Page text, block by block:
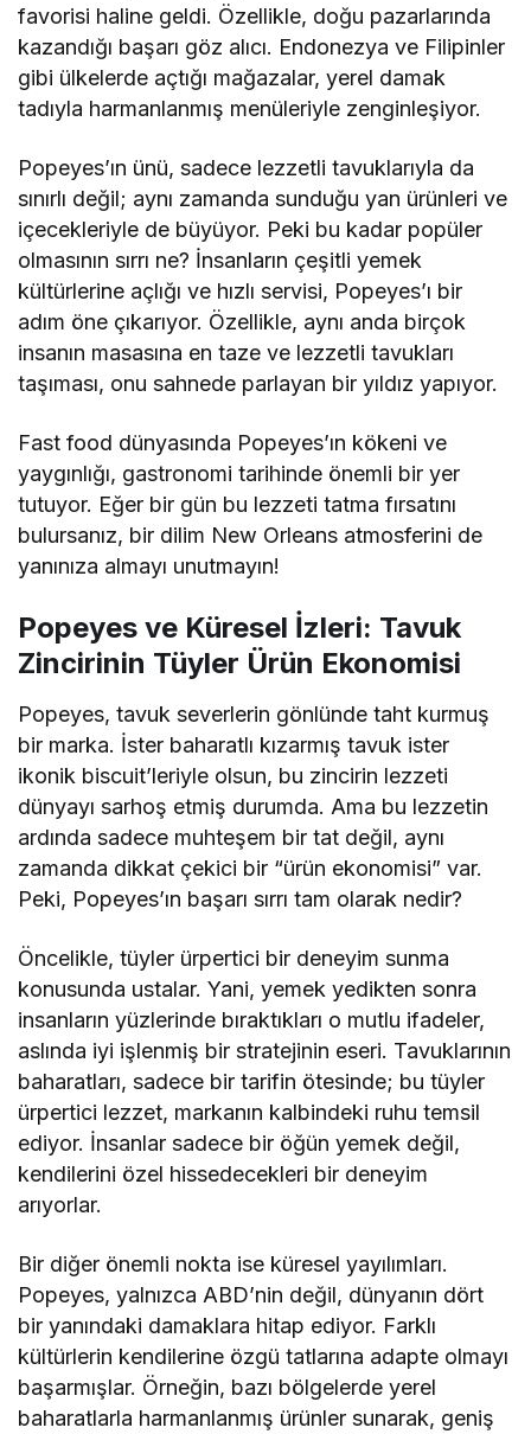
favorisi haline geldi. Özellikle, doğu pazarlarında
kazandığı başarı göz alıcı. Endonezya ve Filipinler
gibi ülkelerde açtığı mağazalar, yerel damak
tadıyla harmanlanmış menüleriyle zenginleşiyor.
Popeyes’ın ünü, sadece lezzetli tavuklarıyla da
sınırlı değil; aynı zamanda sunduğu yan ürünleri ve
içecekleriyle de büyüyor. Peki bu kadar popüler
olmasının sırrı ne? İnsanların çeşitli yemek
kültürlerine açlığı ve hızlı servisi, Popeyes’ı bir
adım öne çıkarıyor. Özellikle, aynı anda birçok
insanın masasına en taze ve lezzetli tavukları
taşıması, onu sahnede parlayan bir yıldız yapıyor.
Fast food dünyasında Popeyes’ın kökeni ve
yaygınlığı, gastronomi tarihinde önemli bir yer
tutuyor. Eğer bir gün bu lezzeti tatma fırsatını
bulursanız, bir dilim New Orleans atmosferini de
yanınıza almayı unutmayın!
Popeyes ve Küresel İzleri: Tavuk
Zincirinin Tüyler Ürün Ekonomisi
Popeyes, tavuk severlerin gönlünde taht kurmuş
bir marka. İster baharatlı kızarmış tavuk ister
ikonik biscuit’leriyle olsun, bu zincirin lezzeti
dünyayı sarhoş etmiş durumda. Ama bu lezzetin
ardında sadece muhteşem bir tat değil, aynı
zamanda dikkat çekici bir “ürün ekonomisi” var.
Peki, Popeyes’ın başarı sırrı tam olarak nedir?
Öncelikle, tüyler ürpertici bir deneyim sunma
konusunda ustalar. Yani, yemek yedikten sonra
insanların yüzlerinde bıraktıkları o mutlu ifadeler,
aslında iyi işlenmiş bir stratejinin eseri. Tavuklarının
baharatları, sadece bir tarifin ötesinde; bu tüyler
ürpertici lezzet, markanın kalbindeki ruhu temsil
ediyor. İnsanlar sadece bir öğün yemek değil,
kendilerini özel hissedecekleri bir deneyim
arıyorlar.
Bir diğer önemli nokta ise küresel yayılımları.
Popeyes, yalnızca ABD’nin değil, dünyanın dört
bir yanındaki damaklara hitap ediyor. Farklı
kültürlerin kendilerine özgü tatlarına adapte olmayı
başarmışlar. Örneğin, bazı bölgelerde yerel
baharatlarla harmanlanmış ürünler sunarak, geniş